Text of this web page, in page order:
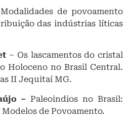
Modalidades de povoamento
das indústrias líticas
– Os lascamentos do cristal
Holoceno no Brasil Central.
II Jequitaí MG.
– Paleoindios no Brasil:
de Povoamento.